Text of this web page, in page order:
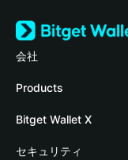
会社
Bitget Walletについて
ブログ
アカデミー
Products
Crypto Card
Stablecoin Earn
Bitget Wallet X
デベロッパー
セキュリティ